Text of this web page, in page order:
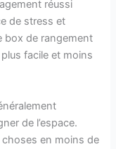
réussi
de stress et
box de rangement
facile et moins
de l’espace.
en moins de